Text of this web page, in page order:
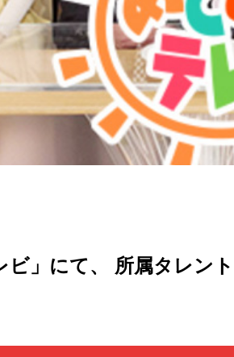
」にて、 所属タレン